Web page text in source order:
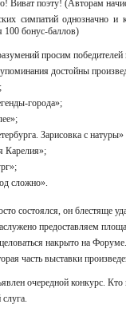
Виват поэту! (Авторам
симпатий однозначно и
100 бонус-баллов)
просим победителей
достойны
города»;
Зарисовка с натуры»
Карелия»;
сложно».
состоялся, он блестяще
предоставляем
накрыто на
часть выставки
очередной конкурс. Кто